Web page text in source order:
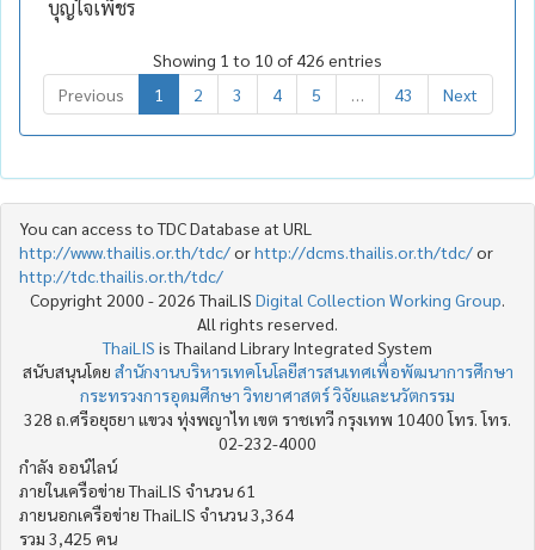
บุญใจเพ็ชร
Showing 1 to 10 of 426 entries
Previous
1 2 3 4 5 43 Next
You can access to TDC Database at URL
http://www.thailis.or.th/tdc/orhttp://dcms.thailis.or.th/tdc/or
http://tdc.thailis.or.th/tdc/
Copyright 2000 - 2026 ThaiLIS Digital Collection Working Group
All rights reserved.
ThaiLIS is Thailand Library Integrated System
สนับสนุนโดย สำนักงานบริหารเทคโนโลยีสารสนเทศเพื่อพัฒนาการศึกษา
กระทรวงการอุดมศึกษา วิทยาศาสตร์ วิจัยและนวัตกรรม
328 ถ.ศรีอยุธยา แขวง ทุ่งพญาไท เขต ราชเทวี กรุงเทพ 10400 โทร. โทร.
02-232-4000
กำลัง ออน์ไลน์
ภายในเครือข่าย ThaiLIS จำนวน 61
ภายนอกเครือข่าย ThaiLIS จำนวน 3,364
รวม 3,425 คน